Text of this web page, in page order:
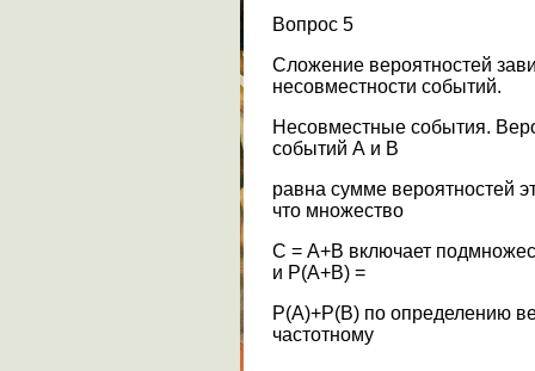
Вопрос 5
Сложение вероятностей
несовместности событий.
Несовместные события.
событий А и В
равна сумме вероятностей
что множество
С = А+В включает
и Р(А+В) =
Р(А)+Р(В) по определению
частотному